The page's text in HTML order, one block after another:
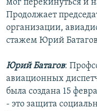
мог перекинуться и
Продолжает
организации,
стажем Юрий
Юрий Батагов:
авиационных
была создана 15
- это защита